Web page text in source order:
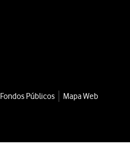
Fondos Públicos
Mapa Web